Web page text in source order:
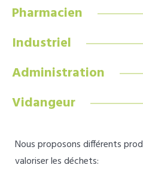
Pharmacien
Industriel
Administration
Vidangeur
Nous proposons différents
valoriser les déchets: